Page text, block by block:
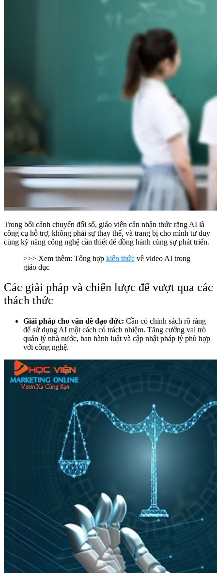
Trong bối cảnh chuyển đổi số, giáo viên cần nhận thức rằng AI là
công cụ hỗ trợ, không phải sự thay thế, và trang bị cho mình tư duy
cùng kỹ năng công nghệ cần thiết để đồng hành cùng sự phát triển.
>>> Xem thêm: Tổng hợp kiến thức về video AI trong
giáo dục
Các giải pháp và chiến lược để vượt qua các
thách thức
Giải pháp cho vấn đề đạo đức: Cần có chính sách rõ ràng
để sử dụng AI một cách có trách nhiệm. Tăng cường vai trò
quản lý nhà nước, ban hành luật và cập nhật pháp lý phù hợp
với công nghệ.